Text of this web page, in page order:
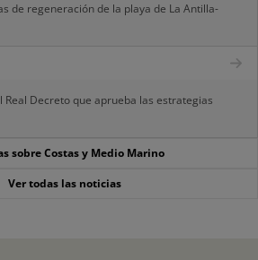
de regeneración de la playa de La Antilla-
Real Decreto que aprueba las estrategias
sobre Costas y Medio Marino
Ver todas las noticias